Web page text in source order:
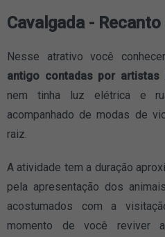
Cavalgada -
Nesse atrativo você
antigo contadas por artistas
nem tinha luz elétrica e
acompanhado de modas de
raiz.
A atividade tem a duração
pela apresentação dos
acostumados com a
momento de você reviver